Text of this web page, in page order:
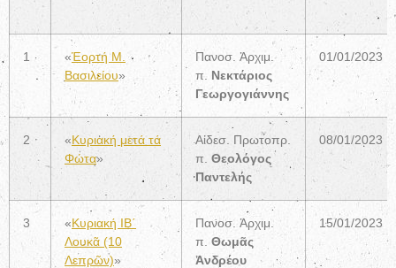
1 «Ἑορτή Μ.
Βασιλείου»
Πανοσ. Ἀρχιμ.
π.
Νεκτάριος
Γεωργογιάννης
01/01/2023
2 «Κυριακή μετά τά
Φώτα»
Αἰδεσ. Πρωτοπρ.
π. Θεολόγος
Παντελής
08/01/2023
3 «Κυριακή ΙΒ΄
Λουκᾶ (10
Λεπρῶν)»
Πανοσ. Ἀρχιμ.
π. Θωμᾶς
Ἀνδρέου
15/01/2023